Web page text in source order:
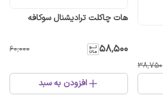
۳۸٬۷۵۰
هات چاکلت ترادیشنال سوکافه
۵۸٬۵۰۰ ۶۰٬۰۰۰
افزودن به سبد